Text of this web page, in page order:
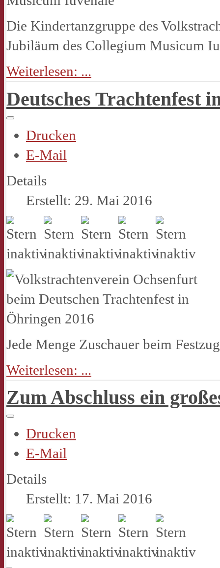
Die Kindertanzgruppe des
Jubiläum des Collegium Musicum
Weiterlesen: ...
Deutsches Trachtenfest
Drucken
E-Mail
Details
Erstellt: 29. Mai 2016
Jede Menge Zuschauer beim
Weiterlesen: ...
Zum Abschluss ein
Drucken
E-Mail
Details
Erstellt: 17. Mai 2016